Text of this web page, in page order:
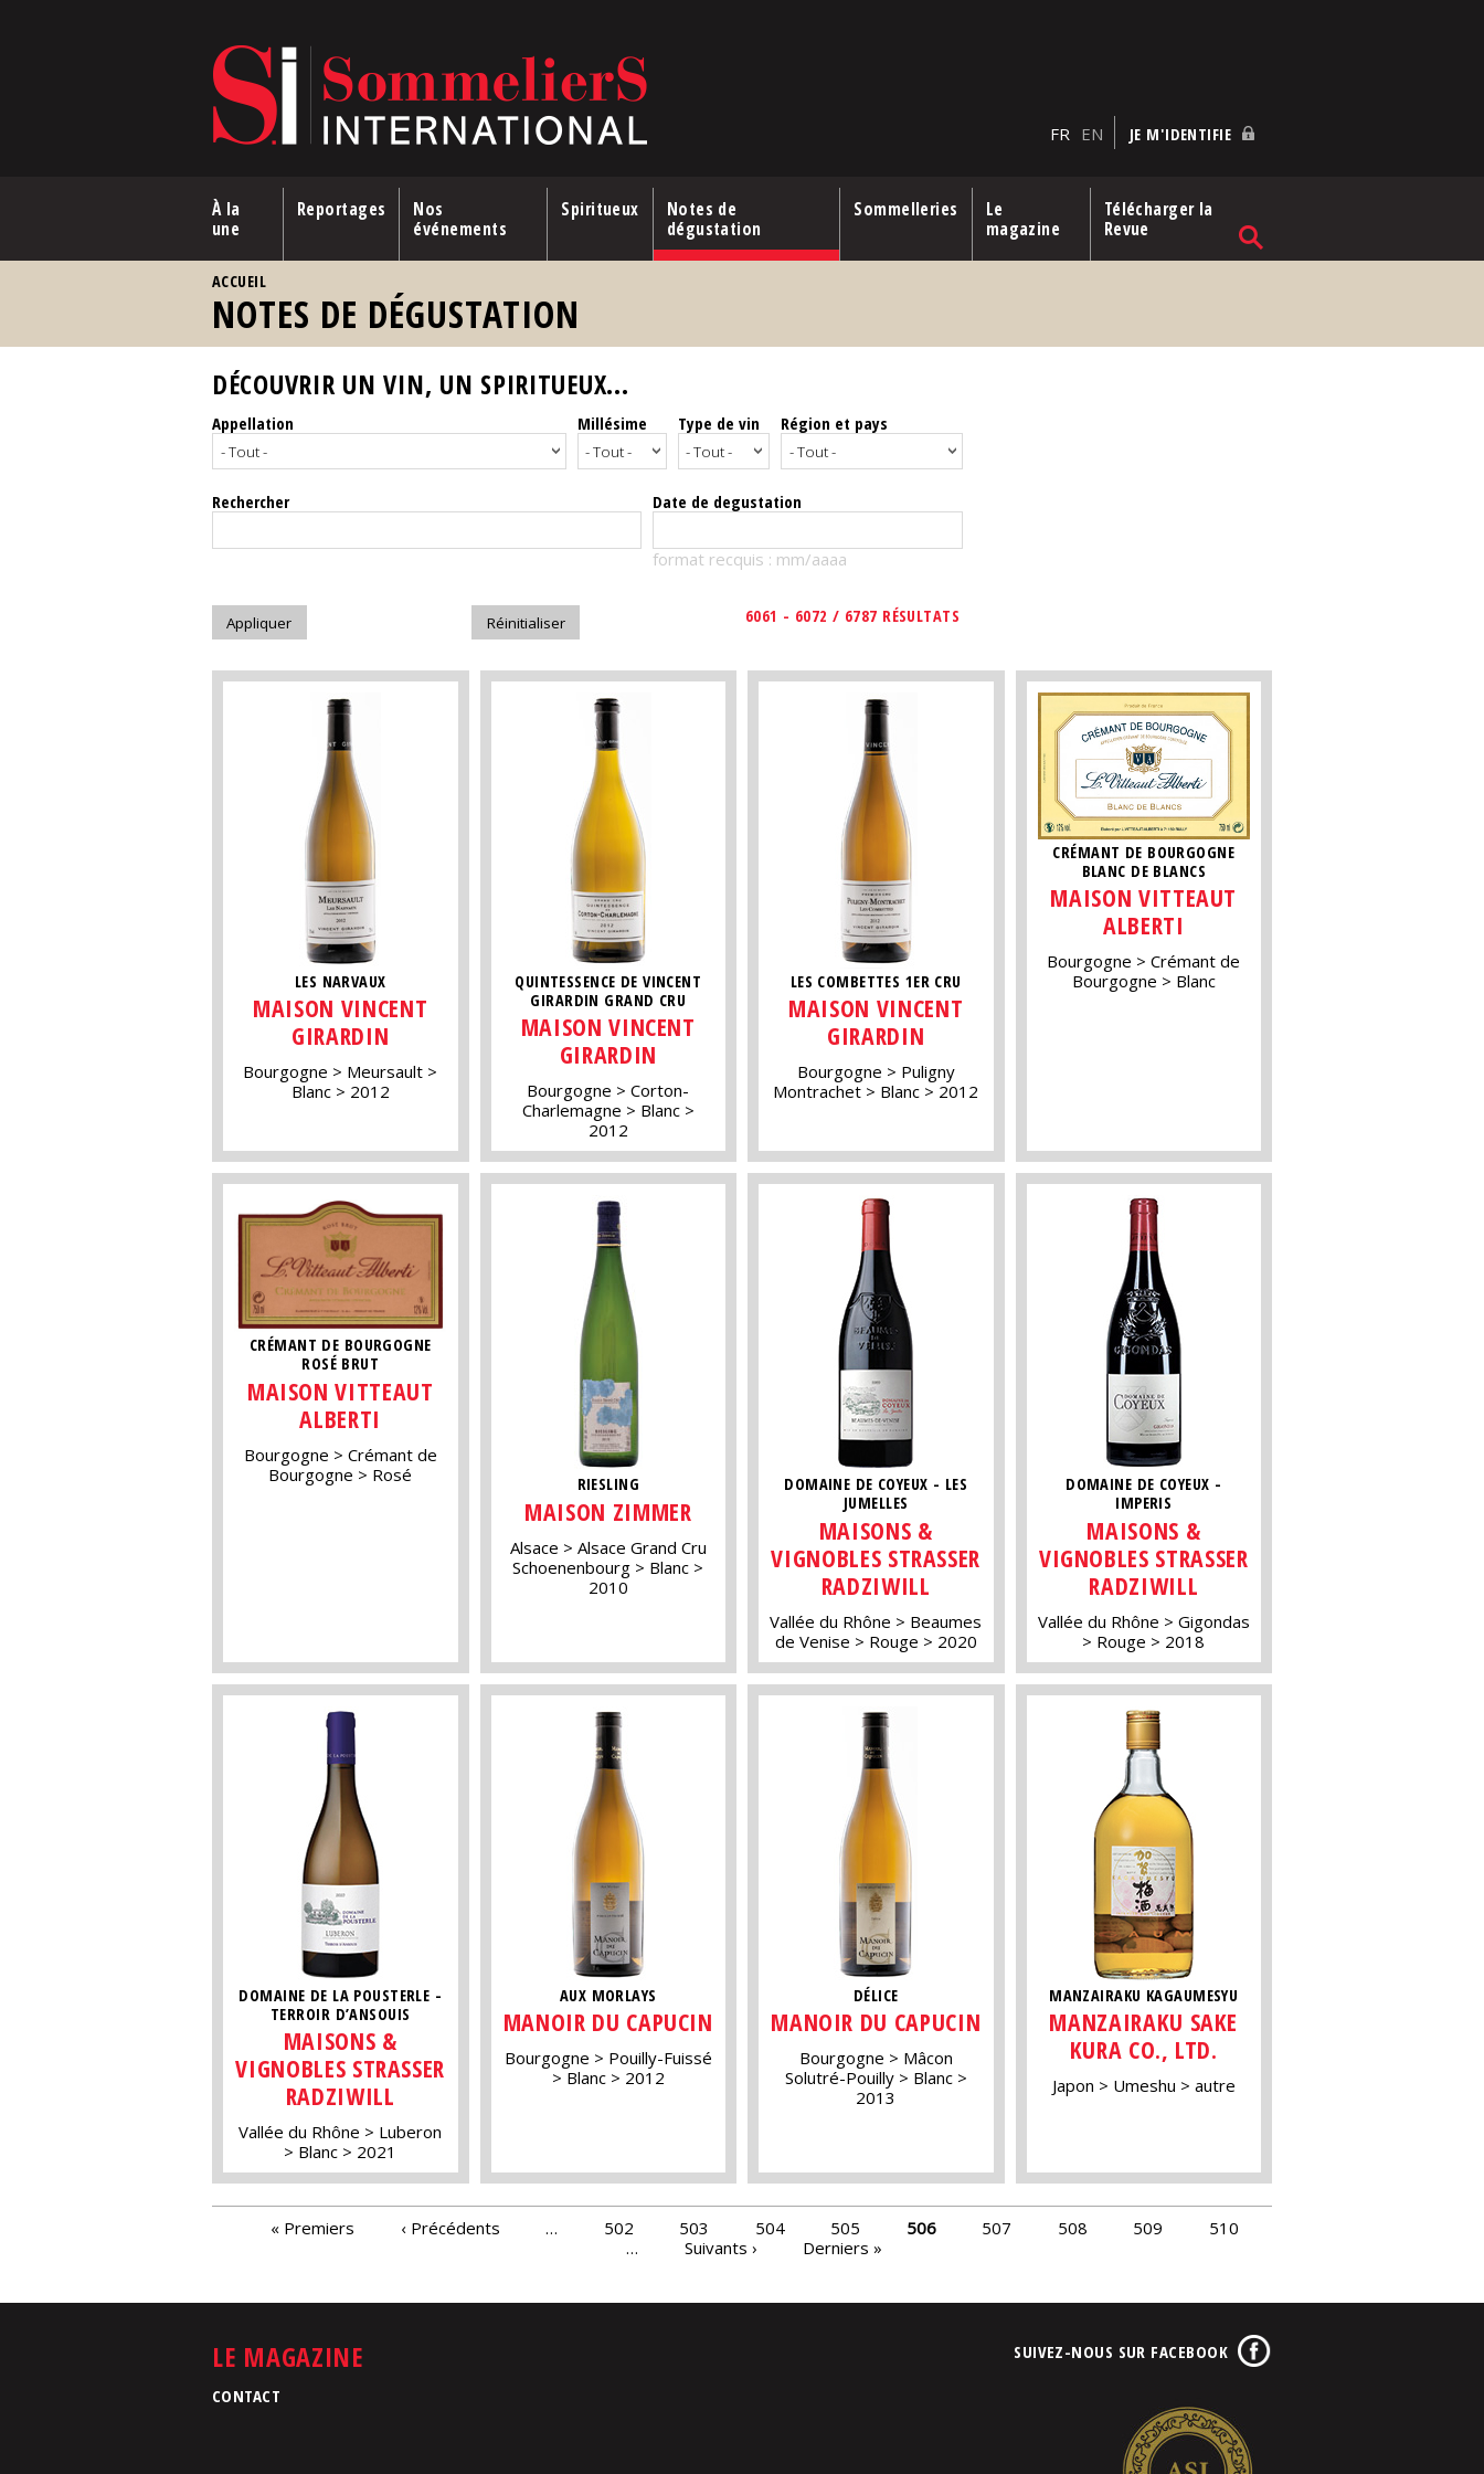
FR EN JE M'IDENTIFIE
À la
une
Reportages
Nos
événements
Spiritueux
Notes de
dégustation
Sommelleries
Le
magazine
Télécharger la
Revue
ACCUEIL
NOTES DE DÉGUSTATION
DÉCOUVRIR UN VIN, UN SPIRITUEUX...
Appellation Millésime Type de vin Région et pays
Rechercher Date de degustation
format recquis : mm/aaaa
6061 - 6072 / 6787 RÉSULTATS
LES NARVAUX
MAISON VINCENT
GIRARDIN
Bourgogne
Meursault
Blanc
2012
QUINTESSENCE DE VINCENT
GIRARDIN GRAND CRU
MAISON VINCENT
GIRARDIN
Bourgogne
Corton-
Charlemagne
Blanc
2012
LES COMBETTES 1ER CRU
MAISON VINCENT
GIRARDIN
Bourgogne
Puligny
Montrachet
Blanc 2012
CRÉMANT DE BOURGOGNE
BLANC DE BLANCS
MAISON VITTEAUT
ALBERTI
Bourgogne
Crémant de
Bourgogne
Blanc
CRÉMANT DE BOURGOGNE
ROSÉ BRUT
MAISON VITTEAUT
ALBERTI
Bourgogne
Crémant de
Bourgogne
Rosé RIESLING
MAISON ZIMMER
Alsace
Alsace Grand Cru
Schoenenbourg
Blanc
2010
DOMAINE DE COYEUX - LES
JUMELLES
MAISONS &
VIGNOBLES STRASSER
RADZIWILL
Vallée du Rhône
Beaumes
de Venise
Rouge 2020
DOMAINE DE COYEUX -
IMPERIS
MAISONS &
VIGNOBLES STRASSER
RADZIWILL
Vallée du Rhône
Gigondas
Rouge
2018
DOMAINE DE LA POUSTERLE -
TERROIR D’ANSOUIS
MAISONS &
VIGNOBLES STRASSER
RADZIWILL
Vallée du Rhône
Luberon
Blanc
2021
AUX MORLAYS
MANOIR DU CAPUCIN
Bourgogne
Pouilly-Fuissé
Blanc
2012
DÉLICE
MANOIR DU CAPUCIN
Bourgogne
Mâcon
Solutré-Pouilly
Blanc
2013
MANZAIRAKU KAGAUMESYU
MANZAIRAKU SAKE
KURA CO., LTD.
Japon Umeshu autre
PAGES« Premiers ‹ Précédents … 502 503 504 505 506 507 508 509
510
…
Suivants › Derniers »
LE MAGAZINE
CONTACT
SUIVEZ-NOUS SUR FACEBOOK